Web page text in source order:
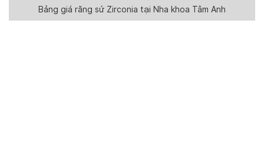
Bảng giá răng sứ Zirconia tại Nha khoa Tâm Anh